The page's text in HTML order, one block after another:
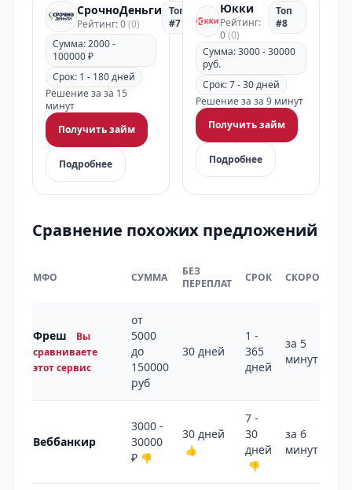
СрочноДеньги
Рейтинг: 0(0)
Топ
#7
Сумма: 2000 -
100000 ₽
Срок: 1 - 180 дней
Решение за за 15
минут
Получить займ
Подробнее
Юкки
Рейтинг:
0(0)
Топ
#8
Сумма: 3000 - 30000
руб.
Срок: 7 - 30 дней
Решение за за 9 минут
Получить займ
Подробнее
Сравнение похожих предложений
МФО СУММА
БЕЗ
ПЕРЕПЛАТ
СРОК СКОРОСТЬ
Фреш
Вы
сравниваете
этот сервис
от
5000
до
150000
руб
30 дней
1 -
365
дней
за 5
минут
Веббанкир
3000 -
30000
₽ 👎
30 дней
👍
7 -
30
дней
👎
за 6
минут